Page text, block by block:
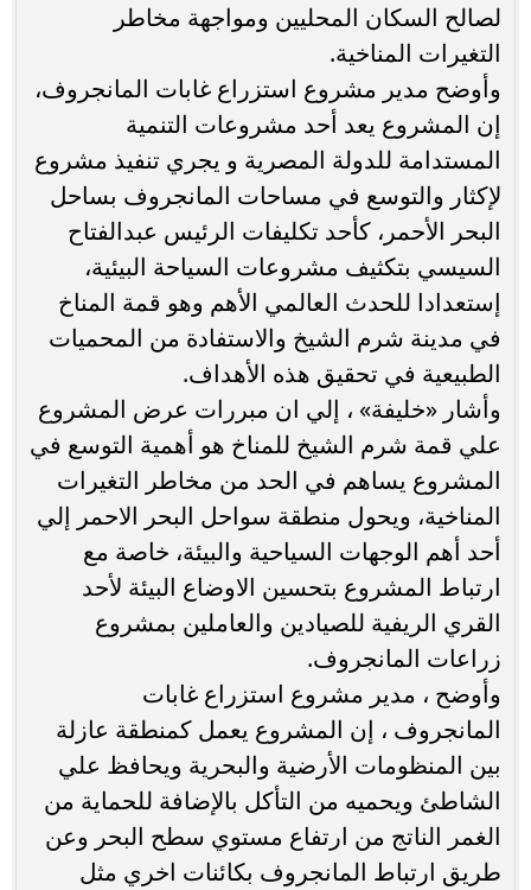
لصالح السكان المحليين ومواجهة مخاطر
التغيرات المناخية.
وأوضح مدير مشروع استزراع غابات المانجروف،
إن المشروع يعد أحد مشروعات التنمية
المستدامة للدولة المصرية و يجري تنفيذ مشروع
لإكثار والتوسع في مساحات المانجروف بساحل
البحر الأحمر، كأحد تكليفات الرئيس عبدالفتاح
السيسي بتكثيف مشروعات السياحة البيئية،
إستعدادا للحدث العالمي الأهم وهو قمة المناخ
في مدينة شرم الشيخ والاستفادة من المحميات
الطبيعية في تحقيق هذه الأهداف.
وأشار «خليفة» ، إلي ان مبررات عرض المشروع
علي قمة شرم الشيخ للمناخ هو أهمية التوسع في
المشروع يساهم في الحد من مخاطر التغيرات
المناخية، ويحول منطقة سواحل البحر الاحمر إلي
أحد أهم الوجهات السياحية والبيئة، خاصة مع
ارتباط المشروع بتحسين الاوضاع البيئة لأحد
القري الريفية للصيادين والعاملين بمشروع
زراعات المانجروف.
وأوضح ، مدير مشروع استزراع غابات
المانجروف ، إن المشروع يعمل كمنطقة عازلة
بين المنظومات الأرضية والبحرية ويحافظ علي
الشاطئ ويحميه من التأكل بالإضافة للحماية من
الغمر الناتج من ارتفاع مستوي سطح البحر وعن
طريق ارتباط المانجروف بكائنات اخري مثل